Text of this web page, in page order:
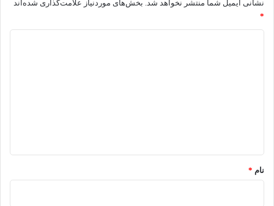
نشانی ایمیل شما منتشر نخواهد شد. بخش‌های موردنیاز علامت‌گذاری شده‌اند
*
نام *